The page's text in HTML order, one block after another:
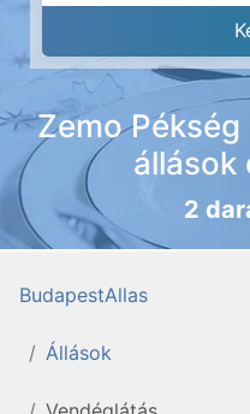
Zemo
állások
2
BudapestAllas
Állások